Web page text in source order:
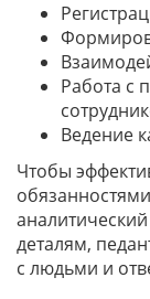
Работа с
Ведение
Чтобы
деталям,
с людьми и